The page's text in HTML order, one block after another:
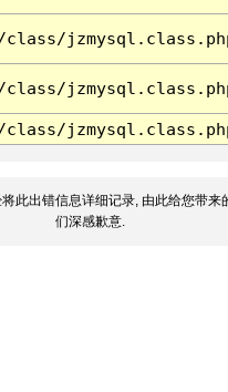
class/
class/
class/
将此出错信息详细记录, 由此给您带来
们深感歉意.